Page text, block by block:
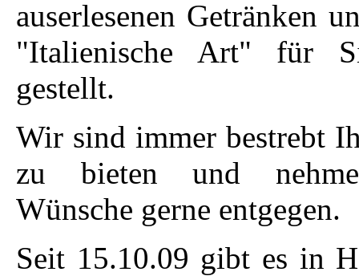
auserlesenen Getränken
"Italienische Art" für
gestellt.
Wir sind immer bestrebt
zu bieten und
Wünsche gerne entgegen.
Seit 15.10.09 gibt es in